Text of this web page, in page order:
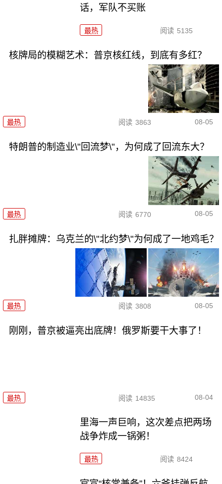
话，军队不买账
最热 阅读 5135
核牌局的模糊艺术：普京核红线，到底有多红？
最热 阅读 3863 08-05
特朗普的制造业\"回流梦\"，为何成了回流东大？
最热 阅读 6770 08-05
扎胖摊牌：乌克兰的\"北约梦\"为何成了一地鸡毛？
最热 阅读 3808 08-05
刚刚，普京被逼亮出底牌！俄罗斯要干大事了！
最热 阅读 14835 08-04
里海一声巨响，这次差点把两场
战争炸成一锅粥！
最热 阅读 8424